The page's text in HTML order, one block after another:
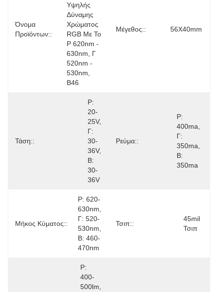
Όνομα
Προϊόντων::
Υψηλής
Δύναμης
Χρώματος
RGB Με Το
Ρ 620nm -
630nm, Γ
520nm -
530nm,
B46
Μέγεθος:: 56X40mm
Τάση::
Ρ:
20-
25V,
Γ:
30-
36V,
Β:
30-
36V
Ρεύμα::
Ρ:
400ma,
Γ:
350ma,
Β:
350ma
Μήκος Κύματος::
Ρ: 620-
630nm,
Γ: 520-
530nm,
Β: 460-
470nm
Τσιπ::
45mil
Τσιπ
Ρ:
400-
500lm,